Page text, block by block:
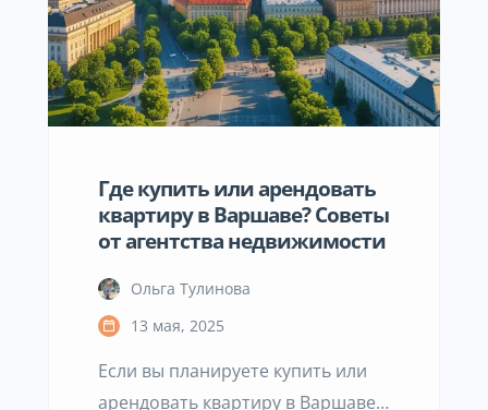
повседневную жизнь: доступ к
врачам, качество воздуха,
безопасность. Результат
оказался неожиданным. В
Где купить или арендовать
квартиру в Варшаве? Советы
от агентства недвижимости
Ольга Тулинова
13 мая, 2025
Если вы планируете купить или
арендовать квартиру в Варшаве,